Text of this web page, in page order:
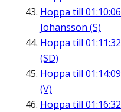
Hoppa till 01:10:06
Johansson (S)
Hoppa till 01:11:32
(SD)
Hoppa till 01:14:09
(V)
Hoppa till 01:16:32